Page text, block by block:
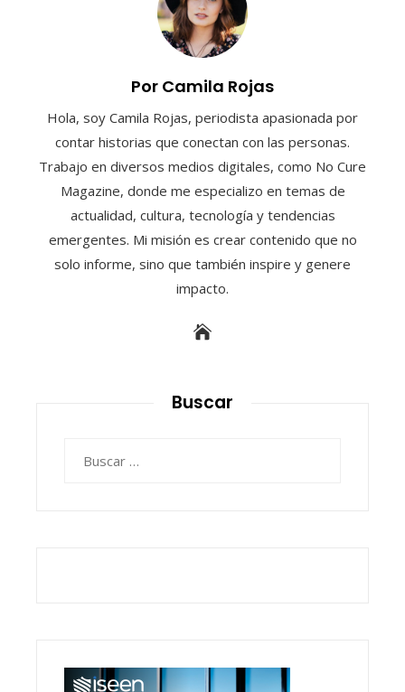
Por Camila Rojas
Hola, soy Camila Rojas, periodista apasionada por
contar historias que conectan con las personas.
Trabajo en diversos medios digitales, como No Cure
Magazine, donde me especializo en temas de
actualidad, cultura, tecnología y tendencias
emergentes. Mi misión es crear contenido que no
solo informe, sino que también inspire y genere
impacto.
Buscar